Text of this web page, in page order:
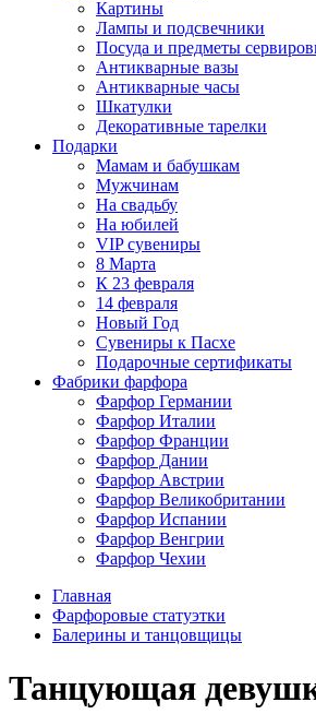
Картины
Лампы и подсвечники
Посуда и предметы
Антикварные вазы
Антикварные часы
Шкатулки
Декоративные тарелки
Подарки
Мамам и бабушкам
Мужчинам
На свадьбу
На юбилей
VIP сувениры
8 Марта
К 23 февраля
14 февраля
Новый Год
Сувениры к Пасхе
Подарочные сертификаты
Фабрики фарфора
Фарфор Германии
Фарфор Италии
Фарфор Франции
Фарфор Дании
Фарфор Австрии
Фарфор Великобритании
Фарфор Испании
Фарфор Венгрии
Фарфор Чехии
Главная
Фарфоровые статуэтки
Балерины и танцовщицы
Танцующая